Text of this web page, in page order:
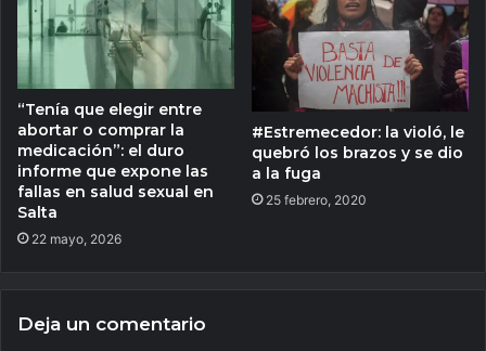
“Tenía que elegir entre
abortar o comprar la
medicación”: el duro
informe que expone las
fallas en salud sexual en
Salta
22 mayo, 2026
#Estremecedor: la violó, le
quebró los brazos y se dio
a la fuga
25 febrero, 2020
Deja un comentario